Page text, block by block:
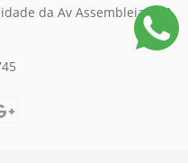
da Av Assembleia:(11)